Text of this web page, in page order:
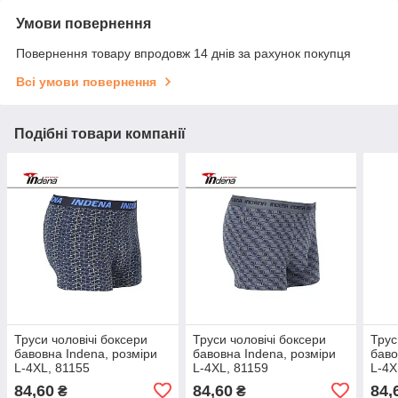
Умови повернення
Повернення товару впродовж 14 днів за рахунок покупця
Всі умови повернення
Подібні товари компанії
Труси чоловічі боксери
бавовна Indena, розміри
L-4XL, 81155
84,60 ₴
Труси чоловічі боксери
бавовна Indena, розміри
L-4XL, 81159
84,60₴
L-